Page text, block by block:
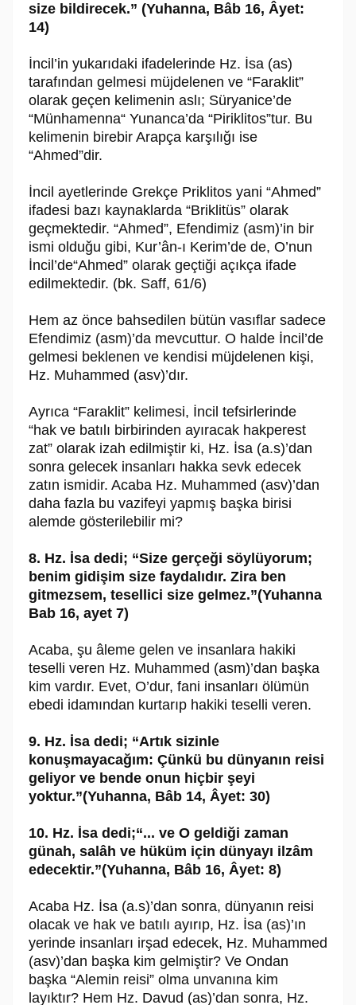
size bildirecek.” (Yuhanna, Bâb 16, Âyet:
14)
İncil’in yukarıdaki ifadelerinde Hz. İsa (as)
tarafından gelmesi müjdelenen ve “Faraklit”
olarak geçen kelimenin aslı; Süryanice’de
“Münhamenna“ Yunanca’da “Piriklitos”tur. Bu
kelimenin birebir Arapça karşılığı ise
“Ahmed”dir.
İncil ayetlerinde Grekçe Priklitos yani “Ahmed”
ifadesi bazı kaynaklarda “Briklitüs” olarak
geçmektedir. “Ahmed”, Efendimiz (asm)’in bir
ismi olduğu gibi, Kur’ân-ı Kerim’de de, O’nun
İncil’de“Ahmed” olarak geçtiği açıkça ifade
edilmektedir. (bk. Saff, 61/6)
Hem az önce bahsedilen bütün vasıflar sadece
Efendimiz (asm)’da mevcuttur. O halde İncil’de
gelmesi beklenen ve kendisi müjdelenen kişi,
Hz. Muhammed (asv)’dır.
Ayrıca “Faraklit” kelimesi, İncil tefsirlerinde
“hak ve batılı birbirinden ayıracak hakperest
zat” olarak izah edilmiştir ki, Hz. İsa (a.s)’dan
sonra gelecek insanları hakka sevk edecek
zatın ismidir. Acaba Hz. Muhammed (asv)’dan
daha fazla bu vazifeyi yapmış başka birisi
alemde gösterilebilir mi?
8. Hz. İsa dedi; “Size gerçeği söylüyorum;
benim gidişim size faydalıdır. Zira ben
gitmezsem, tesellici size gelmez.”(Yuhanna
Bab 16, ayet 7)
Acaba, şu âleme gelen ve insanlara hakiki
teselli veren Hz. Muhammed (asm)’dan başka
kim vardır. Evet, O’dur, fani insanları ölümün
ebedi idamından kurtarıp hakiki teselli veren.
9. Hz. İsa dedi; “Artık sizinle
konuşmayacağım: Çünkü bu dünyanın reisi
geliyor ve bende onun hiçbir şeyi
yoktur.”(Yuhanna, Bâb 14, Âyet: 30)
10. Hz. İsa dedi;“... ve O geldiği zaman
günah, salâh ve hüküm için dünyayı ilzâm
edecektir.”(Yuhanna, Bâb 16, Âyet: 8)
Acaba Hz. İsa (a.s)’dan sonra, dünyanın reisi
olacak ve hak ve batılı ayırıp, Hz. İsa (as)’ın
yerinde insanları irşad edecek, Hz. Muhammed
(asv)’dan başka kim gelmiştir? Ve Ondan
başka “Alemin reisi” olma unvanına kim
layıktır? Hem Hz. Davud (as)’dan sonra, Hz.